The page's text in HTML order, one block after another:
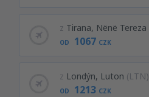
z Tirana, Nënë Tereza
OD 1067 CZK
z Londýn, Luton (LTN)
OD 1213 CZK